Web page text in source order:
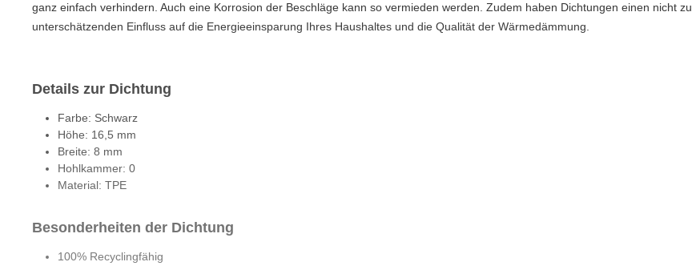
ganz einfach verhindern. Auch eine Korrosion der Beschläge kann so vermieden werden. Zudem haben Dichtungen einen nicht zu
unterschätzenden Einfluss auf die Energieeinsparung Ihres Haushaltes und die Qualität der Wärmedämmung.
Details zur Dichtung
Farbe: Schwarz
Höhe: 16,5 mm
Breite: 8 mm
Hohlkammer: 0
Material: TPE
Besonderheiten der Dichtung
100% Recyclingfähig